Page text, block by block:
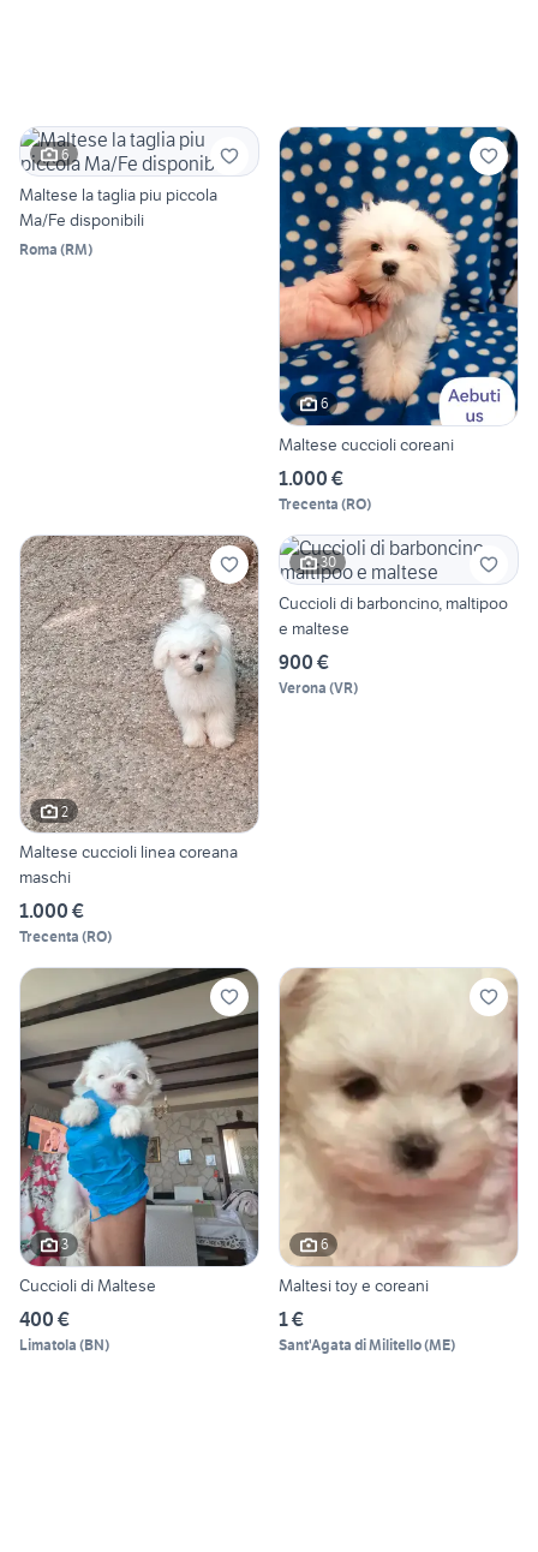
6
Maltese la taglia piu piccola
Ma/Fe disponibili
Roma (RM)
6
Maltese cuccioli coreani
1.000 €
Trecenta (RO)
2
Maltese cuccioli linea coreana
maschi
1.000 €
Trecenta (RO)
30
Cuccioli di barboncino, maltipoo
e maltese
900 €
Verona (VR)
3
Cuccioli di Maltese
400 €
Limatola (BN)
6
Maltesi toy e coreani
1 €
Sant'Agata di Militello(ME)